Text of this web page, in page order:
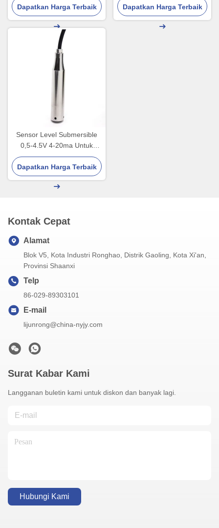
Dapatkan Harga Terbaik
Dapatkan Harga Terbaik
Sensor Level Submersible
0,5-4.5V 4-20ma Untuk
Sumur Tangki Air
Dapatkan Harga Terbaik
Kontak Cepat
Alamat
Blok V5, Kota Industri Ronghao, Distrik Gaoling, Kota Xi'an,
Provinsi Shaanxi
Telp
86-029-89303101
E-mail
lijunrong@china-nyjy.com
Surat Kabar Kami
Langganan buletin kami untuk diskon dan banyak lagi.
Hubungi Kami